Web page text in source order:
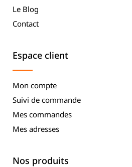
Le Blog
Contact
Espace client
Mon compte
Suivi de commande
Mes commandes
Mes adresses
Nos produits